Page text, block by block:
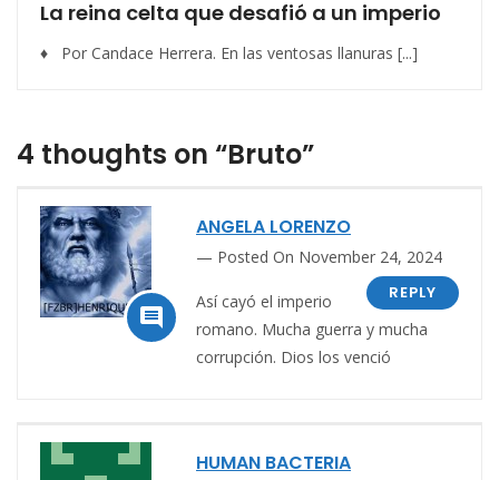
La reina celta que desafió a un imperio
♦ Por Candace Herrera. En las ventosas llanuras [...]
4 thoughts on “Bruto”

ANGELA LORENZO
Posted On November 24, 2024
REPLY
Así cayó el imperio
romano. Mucha guerra y mucha
corrupción. Dios los venció
HUMAN BACTERIA